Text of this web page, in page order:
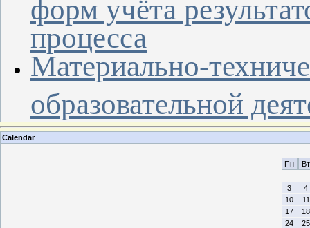
форм учёта
процесса
Материально-
образовательной
Calendar
Пн
Вт
3
4
10
11
17
18
24
25